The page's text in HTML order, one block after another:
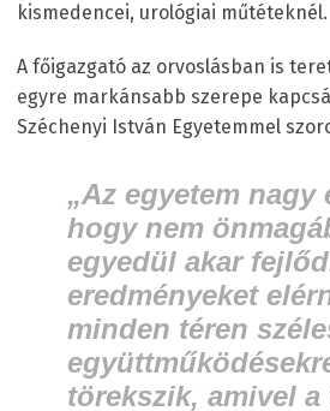
kismedencei, urológiai műtéteknél.
A főigazgató az orvoslásban is
egyre markánsabb szerepe
Széchenyi István Egyetemmel
„Az egyetem nagy
hogy nem
egyedül akar
eredményeket
minden téren
törekszik, amivel a